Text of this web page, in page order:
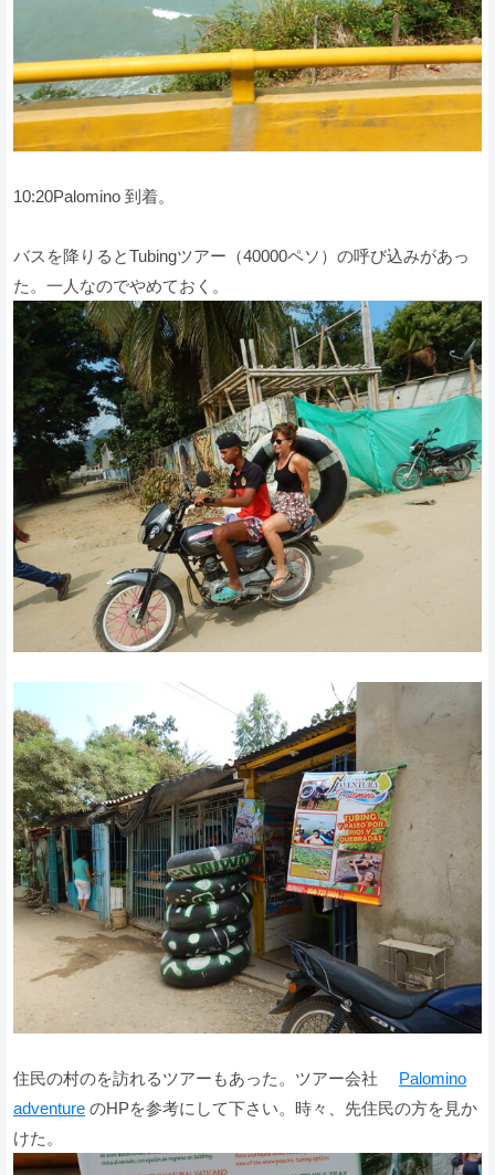
10:20Palomino 到着。
バスを降りるとTubingツアー（40000ペソ）の呼び込みがあっ
た。一人なのでやめておく。
住民の村のを訪れるツアーもあった。ツアー会社 Palomino
adventure のHPを参考にして下さい。時々、先住民の方を見か
けた。